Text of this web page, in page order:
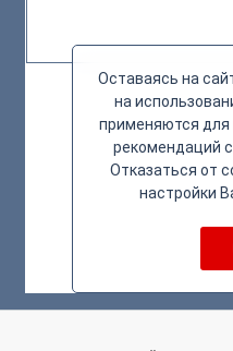
Оставаясь на
на
применяются
рекомендаций
Отказаться от
настройки